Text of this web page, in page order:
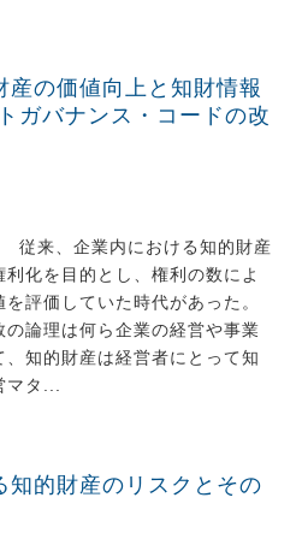
産の価値向上と知財情報
ガバナンス・コードの改
従来、企業内における知的財産
化を目的とし、権利の数によ
評価していた時代があった。
論理は何ら企業の経営や事業
知的財産は経営者にとって知
タ...
知的財産のリスクとその